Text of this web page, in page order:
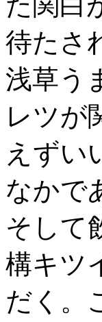
待たさ
浅草う
レツが
えずい
なかで
そして
構キツ
だく。